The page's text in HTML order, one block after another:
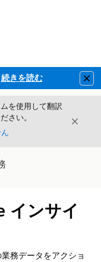
続きを読む
を使用して翻訳
さい。
閉じる
インサイ
務データをアクショ